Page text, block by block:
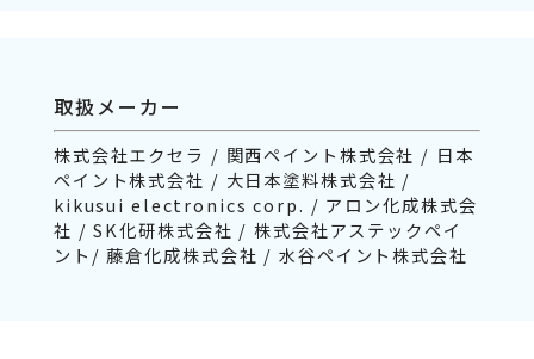
取扱メーカー
株式会社エクセラ / 関西ペイント株式会社 / 日本
ペイント株式会社 / 大日本塗料株式会社 /
kikusui electronics corp. / アロン化成株式会
社 / SK化研株式会社 / 株式会社アステックペイ
ント/ 藤倉化成株式会社 / 水谷ペイント株式会社